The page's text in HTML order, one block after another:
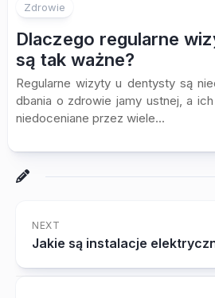
Zdrowie
Dlaczego regularne
są tak ważne?
Regularne wizyty u dentysty są
dbania o zdrowie jamy ustnej, a
niedoceniane przez wiele...
NEXT
Jakie są instalacje